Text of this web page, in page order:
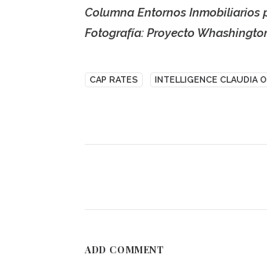
Columna Entornos Inmobiliarios
Fotografía: Proyecto
CAP RATES INTELLIGENCE CLAUDIA
ADD COMMENT